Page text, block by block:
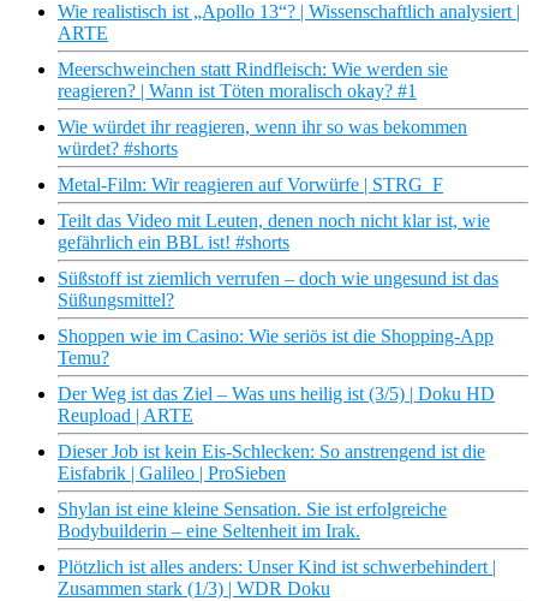
Wie realistisch ist „Apollo 13“? | Wissenschaftlich analysiert |
ARTE
Meerschweinchen statt Rindfleisch: Wie werden sie
reagieren? | Wann ist Töten moralisch okay? #1
Wie würdet ihr reagieren, wenn ihr so was bekommen
würdet? #shorts
Metal-Film: Wir reagieren auf Vorwürfe | STRG_F
Teilt das Video mit Leuten, denen noch nicht klar ist, wie
gefährlich ein BBL ist! #shorts
Süßstoff ist ziemlich verrufen – doch wie ungesund ist das
Süßungsmittel?
Shoppen wie im Casino: Wie seriös ist die Shopping-App
Temu?
Der Weg ist das Ziel – Was uns heilig ist (3/5) | Doku HD
Reupload | ARTE
Dieser Job ist kein Eis-Schlecken: So anstrengend ist die
Eisfabrik | Galileo | ProSieben
Shylan ist eine kleine Sensation. Sie ist erfolgreiche
Bodybuilderin – eine Seltenheit im Irak.
Plötzlich ist alles anders: Unser Kind ist schwerbehindert |
Zusammen stark (1/3) | WDR Doku